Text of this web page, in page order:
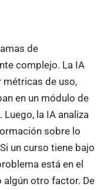
de
complejo. La IA
de uso,
en un módulo de
la IA analiza
sobre lo
un curso tiene bajo
está en el
algún otro factor. De